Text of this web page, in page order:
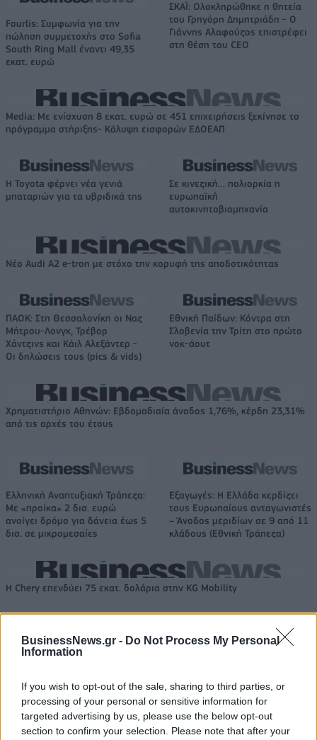
BusinessNews.gr - Do Not Process My Personal
Information
If you wish to opt-out of the sale, sharing to third parties, or
processing of your personal or sensitive information for
targeted advertising by us, please use the below opt-out
section to confirm your selection. Please note that after your
Fourlis: Συμφωνία για την
πώληση συμμετοχής στο Sofia
South Ring Mall έναντι 49,35
εκατ. ευρώ
ΣΚΑΪ: Ολοκληρώθηκε η θητεία
του Γρηγόρη Δημητριάδη - Ο
Γιάννης Αλαφούζος επιστρέφει
στη θέση του CEO
Media: Με ενίσχυση 8 εκατ. ευρώ σε 451 επιχειρήσεις ξεκίνησε το
πρόγραμμα στήριξης- Κάλυψη εισφορών ΕΔΟΕΑΠ
Η Toyota φέρνει νέα γενιά
μπαταριών για τα υβριδικά της
Σε κινεζική… πολιορκία η
ευρωπαϊκή
αυτοκινητοβιομηχανία
Νέο Audi A2 e-tron με στόχο την κορυφή της αποδοτικότητας
ΠΑΟΚ: Στη Θεσσαλονίκη οι Ναζ
Μήτρου-Λονγκ, Τρέβορ
Χάντζινς και Κάιλ Αλεξάντερ -
Οι δηλώσεις τους (pics & vids)
Εθνική Παίδων: Κόντρα στη
Σλοβενία την Τρίτη στο πρώτο
νοκ-άουτ
Χρηματιστήριο Αθηνών: Εβδομαδιαία άνοδος 1,76%, κέρδη 23,31%
από τις αρχές του έτους
Ελληνική Αναπτυξιακή Τράπεζα:
Με «προίκα» 2 δισ. ευρώ
ανοίγει δρόμο για δάνεια έως 5
δισ. σε μικρομεσαίες
Εξαγωγές: Η Ελλάδα κερδίζει
τους Ευρωπαίους ανταγωνιστές
– Άνοδος μεριδίων σε 9 από 11
κλάδους (Εθνική Τράπεζα)
Η Chery επενδύει 75 εκατ. δολάρια στην KG Mobility
Το FIAT 500 Hybrid τώρα από
18.990 ευρώ
Ατρόμητος και Novibet
2028
18η συνεχόμενη χρονιά για τον ΟΤΕ στη διεθνή σειρά δεικτών